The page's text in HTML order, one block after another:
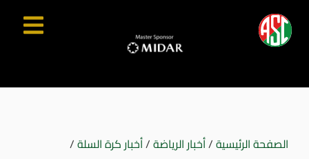
الصفحة الرئيسية/أخبار الرياضة/أخبار كرة السلة/